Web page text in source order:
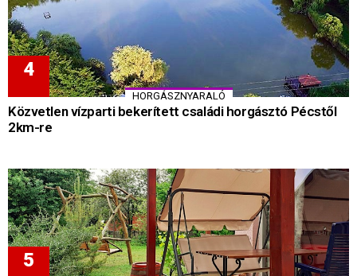
HORGÁSZNYARALÓ
Közvetlen vízparti bekerített családi horgásztó Pécstől
2km-re